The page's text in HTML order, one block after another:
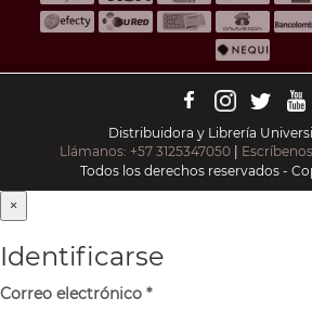
Distribuidora y Librería
Llámanos: +57 3125347050
Todos los derechos reservados -
×
Identificarse
Correo electrónico *